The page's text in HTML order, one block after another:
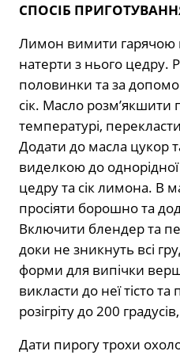
СПОСІБ
Лимон вимити гарячою
натерти з нього цедру.
половинки та за
сік. Масло розм’якшити
температурі,
Додати до масла цукор
виделкою до
цедру та сік лимона. В
просіяти борошно та
Включити блендер та
доки не зникнуть всі
форми для випічки
викласти до неї тісто
розігріту до 200
Дати пирогу трохи